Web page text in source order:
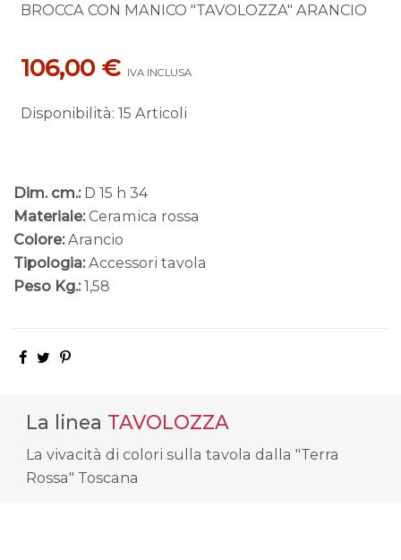
BROCCA CON MANICO "TAVOLOZZA" ARANCIO
106,00 € IVA INCLUSA
Disponibilità: 15 Articoli
Dim. cm.: D 15 h 34
Materiale: Ceramica rossa
Colore: Arancio
Tipologia: Accessori tavola
Peso Kg.: 1,58
La linea TAVOLOZZA
La vivacità di colori sulla tavola dalla "Terra
Rossa" Toscana